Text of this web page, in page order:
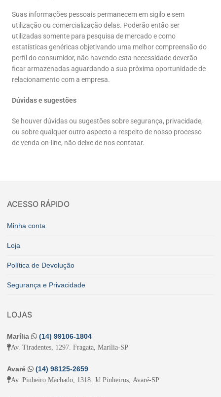
Suas informações pessoais permanecem em sigilo e sem
utilização ou comercialização delas. Poderão então ser
utilizadas somente para pesquisa de mercado e como
estatísticas genéricas objetivando uma melhor compreensão do
perfil do consumidor, não havendo esta necessidade deverão
ficar armazenadas aguardando a sua próxima oportunidade de
relacionamento com a empresa.
Dúvidas e sugestões
Se houver dúvidas ou sugestões sobre segurança, privacidade,
ou sobre qualquer outro aspecto a respeito de nosso processo
de venda on-line, não deixe de nos contatar.
ACESSO RÁPIDO
Minha conta
Loja
Política de Devolução
Segurança e Privacidade
LOJAS
Marília (14) 99106-1804
Av. Tiradentes, 1297. Fragata, Marília-SP
Avaré (14) 98125-2659
Av. Pinheiro Machado, 1318. Jd Pinheiros, Avaré-SP